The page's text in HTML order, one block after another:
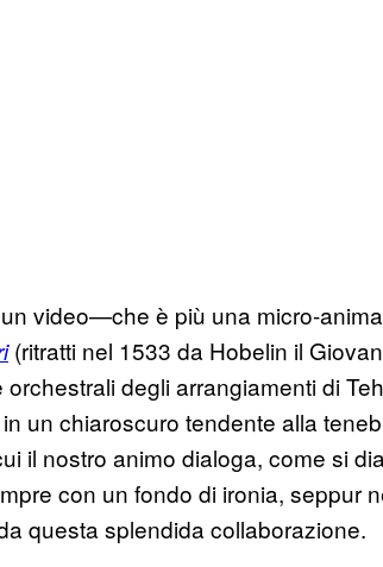
video—che è più una micro-
(ritratti nel 1533 da Hobelin il
degli arrangiamenti di
un chiaroscuro tendente alla
il nostro animo dialoga, come si
con un fondo di ironia, seppur
questa splendida collaborazione.